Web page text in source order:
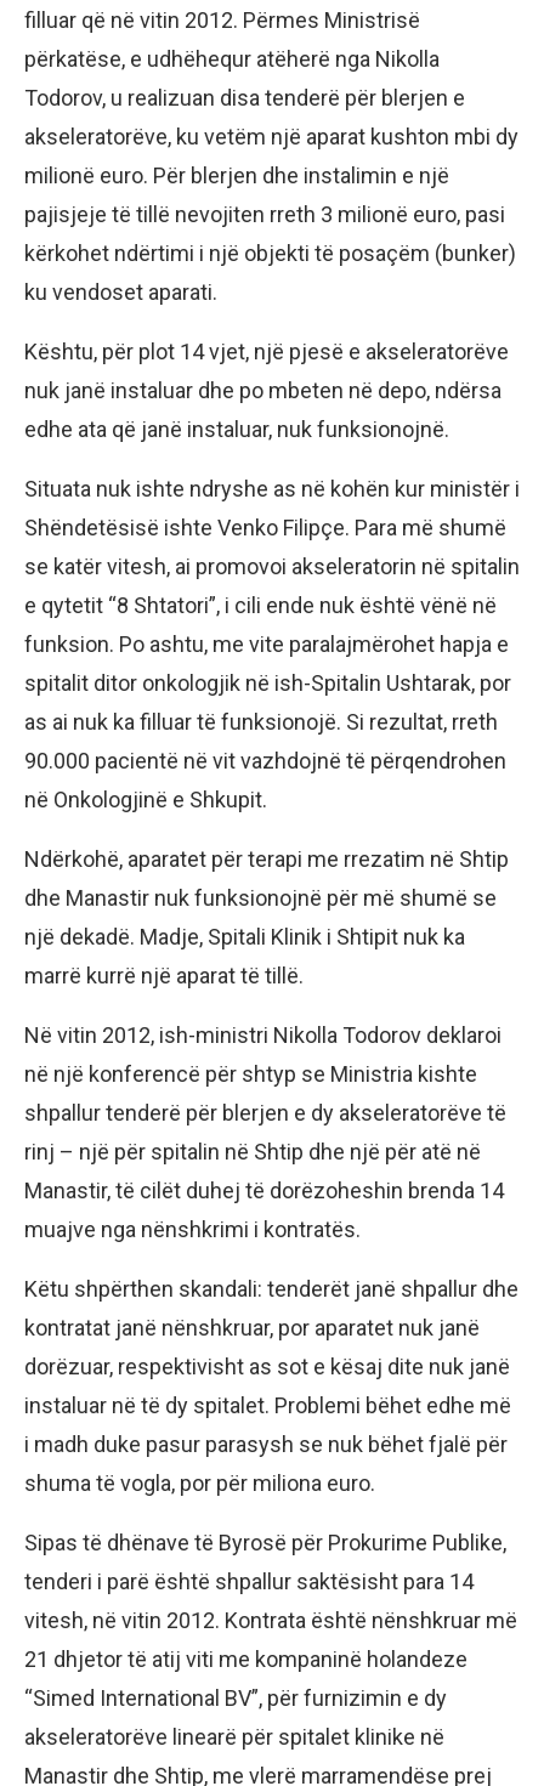
filluar që në vitin 2012. Përmes Ministrisë
përkatëse, e udhëhequr atëherë nga Nikolla
Todorov, u realizuan disa tenderë për blerjen e
akseleratorëve, ku vetëm një aparat kushton mbi dy
milionë euro. Për blerjen dhe instalimin e një
pajisjeje të tillë nevojiten rreth 3 milionë euro, pasi
kërkohet ndërtimi i një objekti të posaçëm (bunker)
ku vendoset aparati.
Kështu, për plot 14 vjet, një pjesë e akseleratorëve
nuk janë instaluar dhe po mbeten në depo, ndërsa
edhe ata që janë instaluar, nuk funksionojnë.
Situata nuk ishte ndryshe as në kohën kur ministër i
Shëndetësisë ishte Venko Filipçe. Para më shumë
se katër vitesh, ai promovoi akseleratorin në spitalin
e qytetit “8 Shtatori”, i cili ende nuk është vënë në
funksion. Po ashtu, me vite paralajmërohet hapja e
spitalit ditor onkologjik në ish-Spitalin Ushtarak, por
as ai nuk ka filluar të funksionojë. Si rezultat, rreth
90.000 pacientë në vit vazhdojnë të përqendrohen
në Onkologjinë e Shkupit.
Ndërkohë, aparatet për terapi me rrezatim në Shtip
dhe Manastir nuk funksionojnë për më shumë se
një dekadë. Madje, Spitali Klinik i Shtipit nuk ka
marrë kurrë një aparat të tillë.
Në vitin 2012, ish-ministri Nikolla Todorov deklaroi
në një konferencë për shtyp se Ministria kishte
shpallur tenderë për blerjen e dy akseleratorëve të
rinj – një për spitalin në Shtip dhe një për atë në
Manastir, të cilët duhej të dorëzoheshin brenda 14
muajve nga nënshkrimi i kontratës.
Këtu shpërthen skandali: tenderët janë shpallur dhe
kontratat janë nënshkruar, por aparatet nuk janë
dorëzuar, respektivisht as sot e kësaj dite nuk janë
instaluar në të dy spitalet. Problemi bëhet edhe më
i madh duke pasur parasysh se nuk bëhet fjalë për
shuma të vogla, por për miliona euro.
Sipas të dhënave të Byrosë për Prokurime Publike,
tenderi i parë është shpallur saktësisht para 14
vitesh, në vitin 2012. Kontrata është nënshkruar më
21 dhjetor të atij viti me kompaninë holandeze
“Simed International BV”, për furnizimin e dy
akseleratorëve linearë për spitalet klinike në
Manastir dhe Shtip, me vlerë marramendëse prej